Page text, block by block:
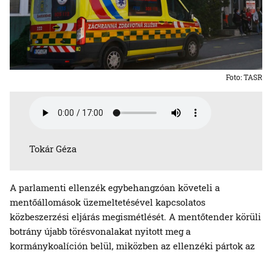
Foto: TASR
Tokár Géza
A parlamenti ellenzék egybehangzóan követeli a
mentőállomások üzemeltetésével kapcsolatos
közbeszerzési eljárás megismétlését. A mentőtender körüli
botrány újabb törésvonalakat nyitott meg a
kormánykoalíción belül, miközben az ellenzéki pártok az